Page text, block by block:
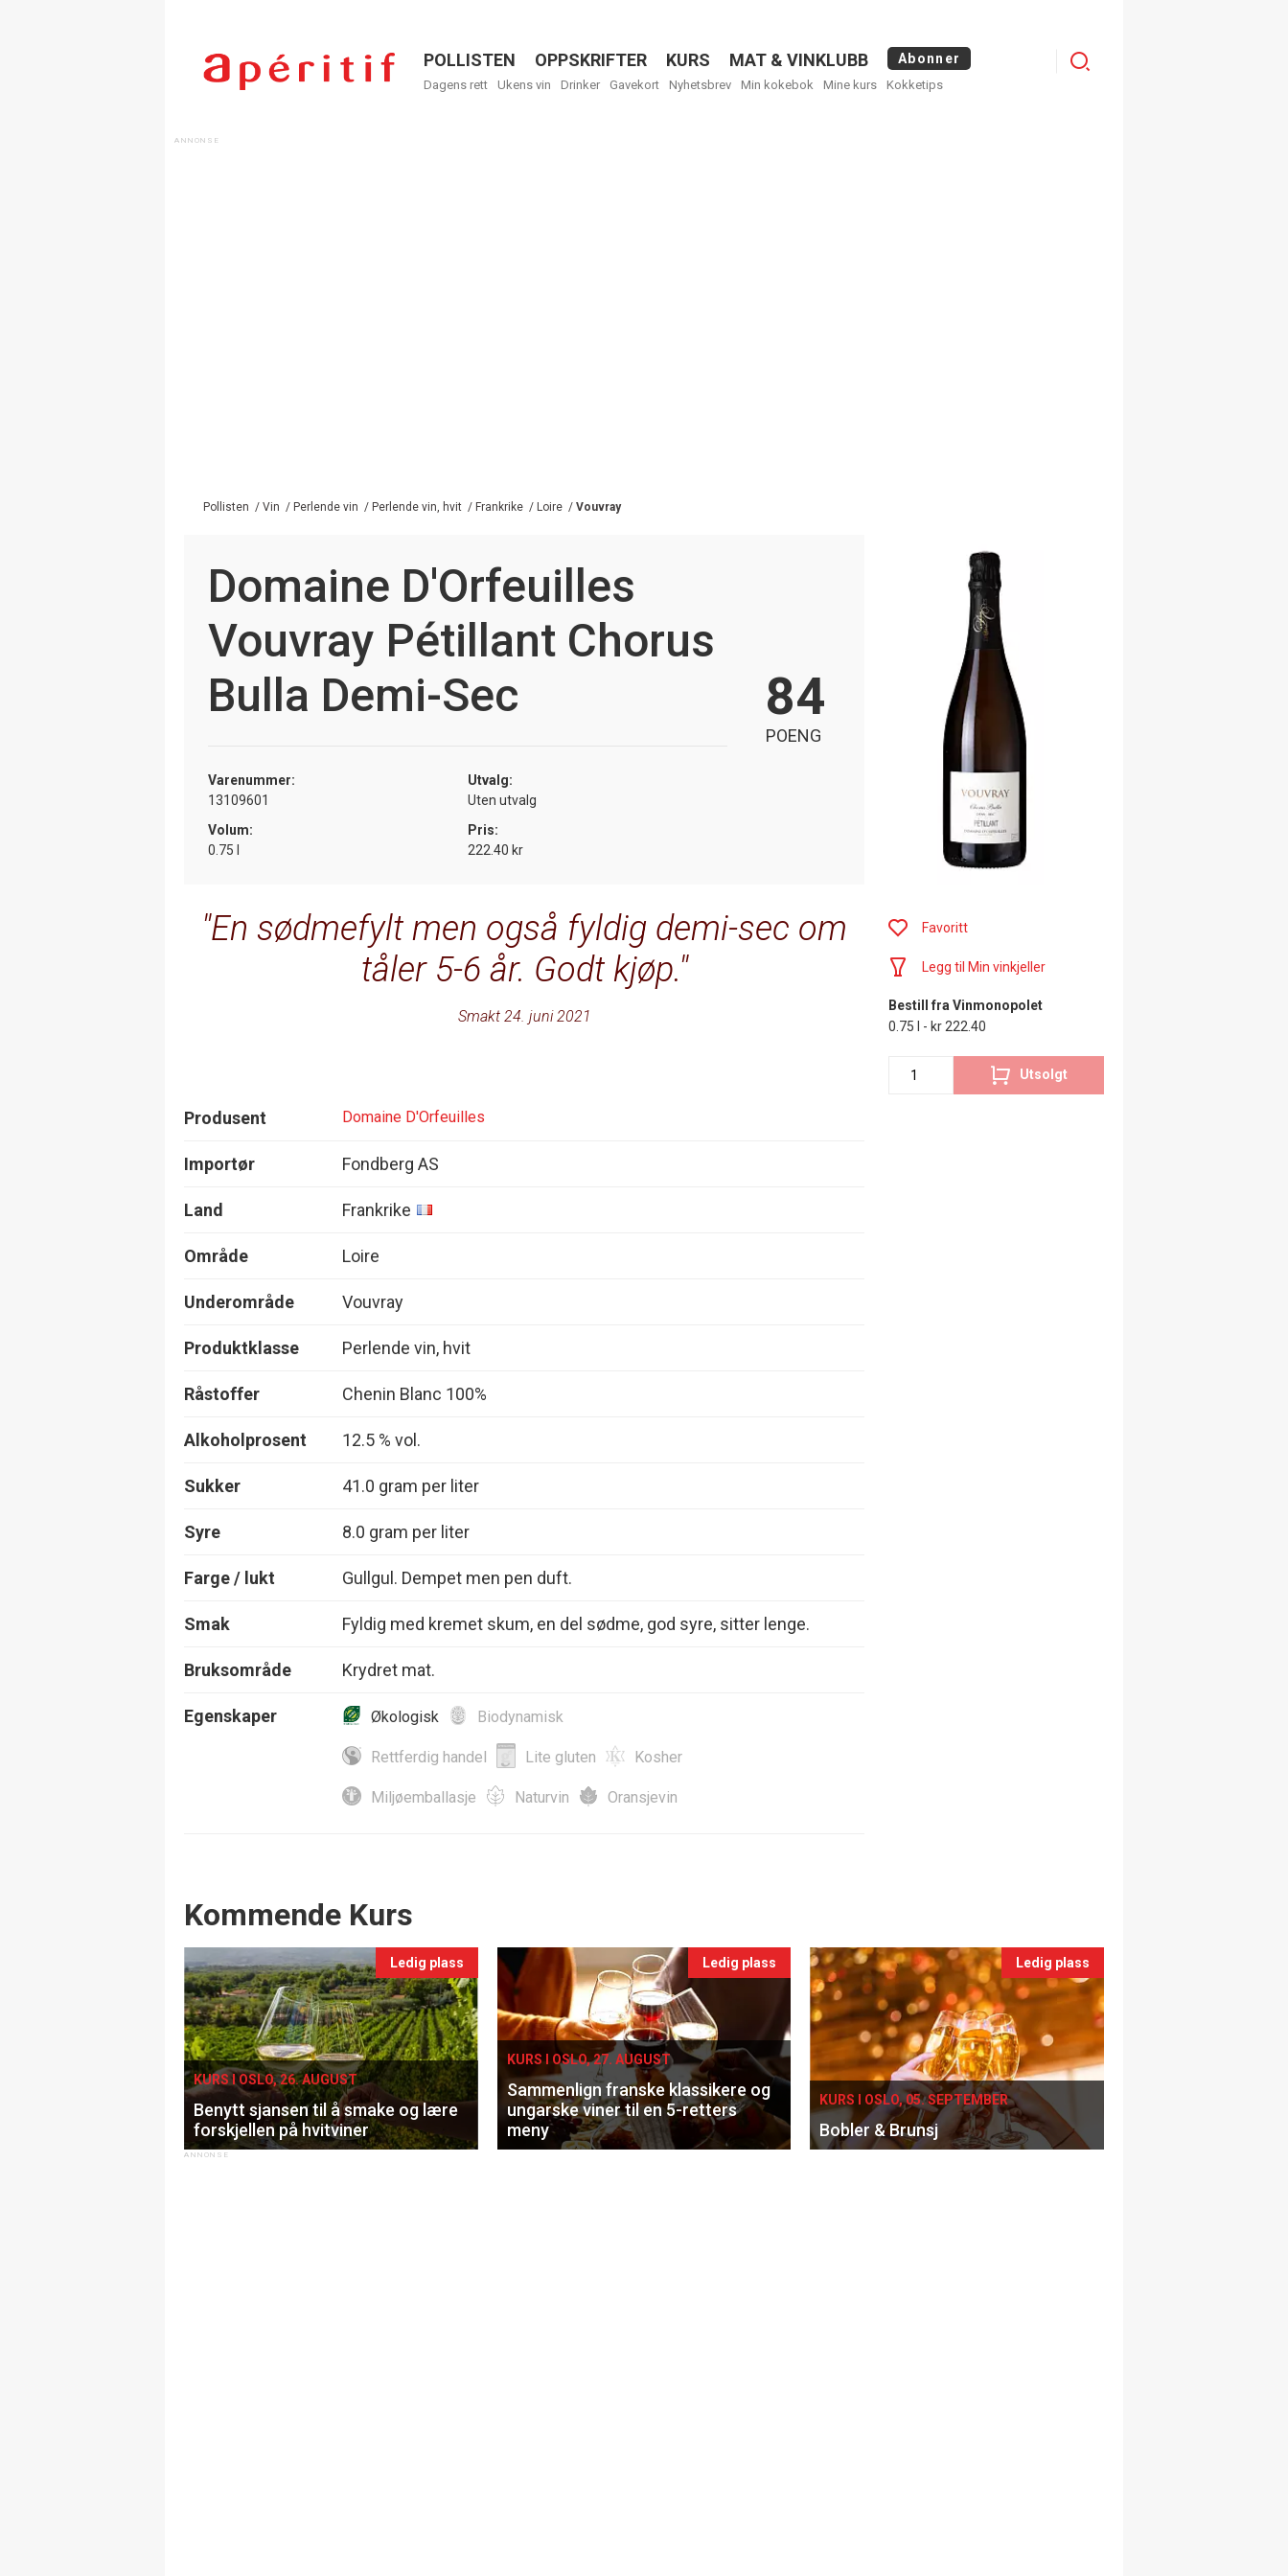
Menu
POLLISTEN OPPSKRIFTER KURS MAT & VINKLUBB Abonner
Dagens rett Ukens vin Drinker Gavekort Nyhetsbrev Min kokebok Mine kurs Kokketips
Menu
Pollisten / Vin / Perlende vin / Perlende vin, hvit / Frankrike / Loire / Vouvray
Domaine D'Orfeuilles
Vouvray Pétillant Chorus
Bulla Demi-Sec
Varenummer:
13109601
Utvalg:
Uten utvalg
Volum:
0.75 l
Pris:
222.40 kr
84
POENG
En sødmefylt men også fyldig demi-sec om
tåler 5-6 år. Godt kjøp.
Smakt 24. juni 2021
Produsent Domaine D'Orfeuilles
Importør Fondberg AS
Land Frankrike
Område Loire
Underområde Vouvray
Produktklasse Perlende vin, hvit
Råstoffer Chenin Blanc 100%
Alkoholprosent 12.5 % vol.
Sukker 41.0 gram per liter
Syre 8.0 gram per liter
Farge / lukt Gullgul. Dempet men pen duft.
Smak Fyldig med kremet skum, en del sødme, god syre, sitter lenge.
Bruksområde Krydret mat.
Egenskaper Økologisk Biodynamisk
Rettferdig handel Lite gluten Kosher
Miljøemballasje Naturvin Oransjevin
Favoritt
Legg til Min vinkjeller
Bestill fra Vinmonopolet
0.75 l - kr 222.40
Utsolgt
Events
Kommende Kurs
Ledig plass
KURS I OSLO, 26. AUGUST
Benytt sjansen til å smake og lære
forskjellen på hvitviner
Ledig plass
KURS I OSLO, 27. AUGUST
Sammenlign franske klassikere og
ungarske viner til en 5-retters
meny
Ledig plass
KURS I OSLO, 05. SEPTEMBER
Bobler & Brunsj